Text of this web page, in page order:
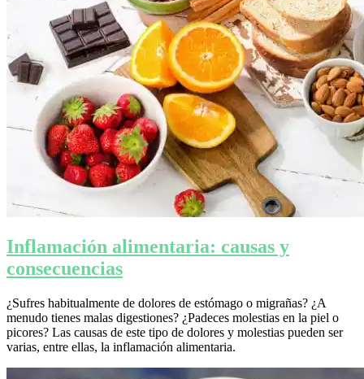
Inflamación alimentaria: causas y
consecuencias
¿Sufres habitualmente de dolores de estómago o migrañas? ¿A
menudo tienes malas digestiones? ¿Padeces molestias en la piel o
picores? Las causas de este tipo de dolores y molestias pueden ser
varias, entre ellas, la inflamación alimentaria.